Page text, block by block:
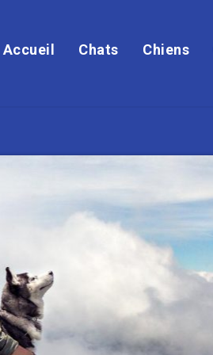
Accueil Chats Chiens